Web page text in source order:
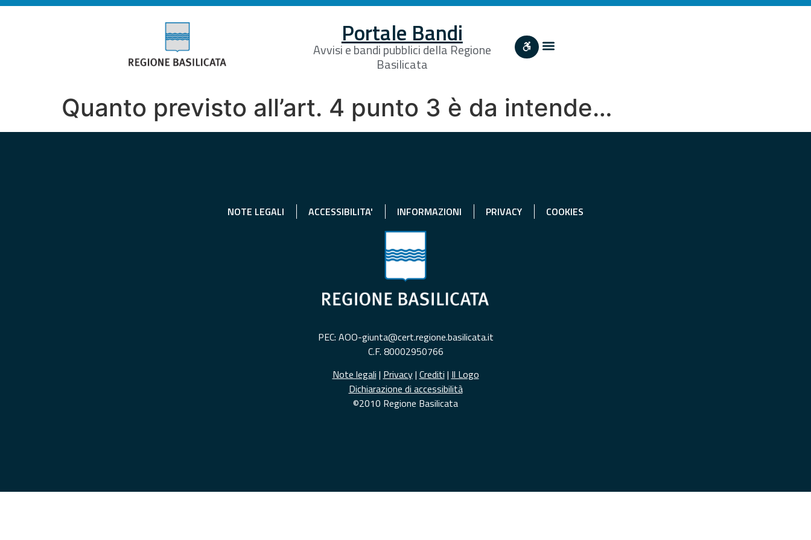
Portale Bandi
Avvisi e bandi pubblici della Regione
Basilicata
Quanto previsto all’art. 4 punto 3 è da intende…
NOTE LEGALI ACCESSIBILITA' INFORMAZIONI PRIVACY COOKIES
PEC: AOO-giunta@cert.regione.basilicata.it
C.F. 80002950766
Note legali | Privacy| Crediti | Il Logo
Dichiarazione di accessibilità
©2010 Regione Basilicata